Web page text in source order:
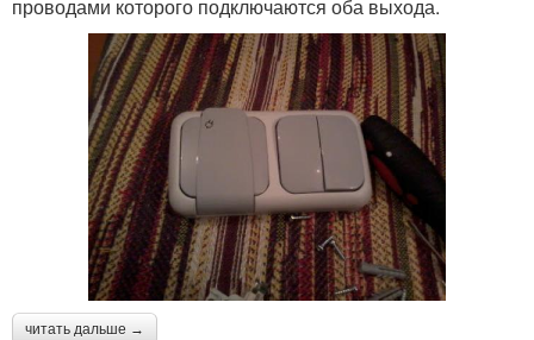
проводами которого подключаются оба выхода.
читать дальше →